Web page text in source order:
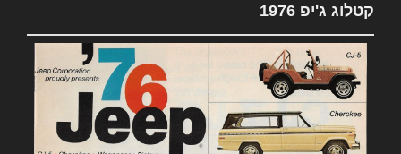
קטלוג ג'יפ 1976